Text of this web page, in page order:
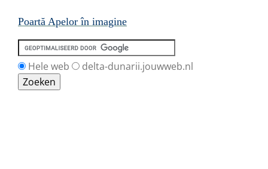
Poartă Apelor în imagine
Hele web delta-dunarii.jouwweb.nl